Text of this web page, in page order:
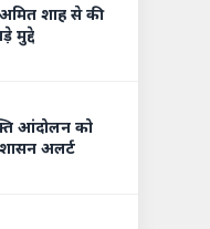
अमित शाह से की
मुद्दे
आंदोलन को
अलर्ट